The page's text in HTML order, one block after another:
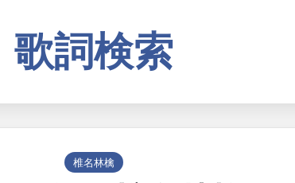
歌詞検索
椎名林檎